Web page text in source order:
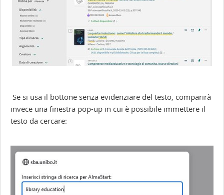
Se si usa il bottone senza evidenziare del testo, comparirà
invece una finestra pop-up in cui è possibile immettere il
testo da cercare: